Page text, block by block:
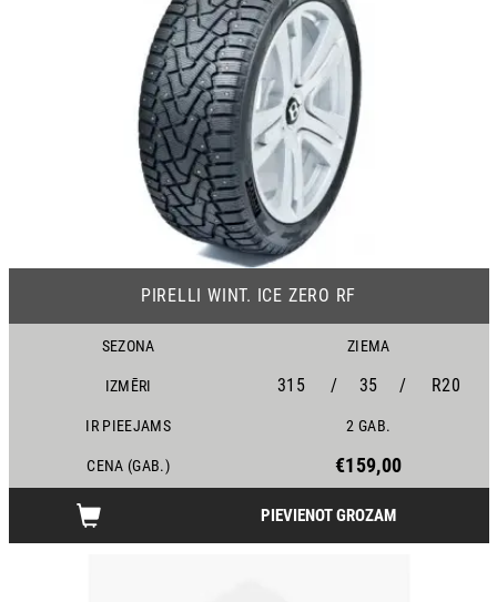
PIRELLI WINT. ICE ZERO RF
SEZONA ZIEMA
IZMĒRI 315 / 35 / R20
IR PIEEJAMS 2 GAB.
CENA (GAB.) €159,00
PIEVIENOT GROZAM